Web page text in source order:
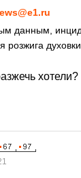
данным,
розжига духовки
хотели?